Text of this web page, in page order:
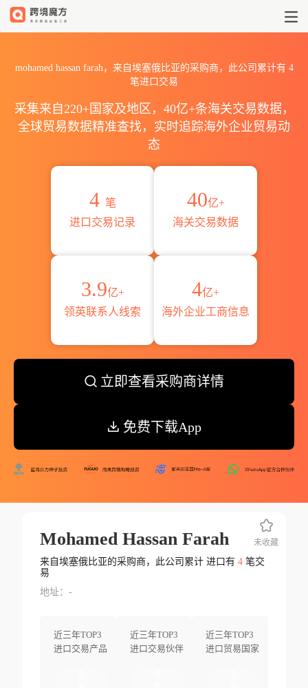
mohamed hassan farah，来自埃塞俄比亚的采购商，此公司累计有 4
笔进口交易
采集来自220+国家及地区，40亿+条海关交易数据，
全球贸易数据精准查找，实时追踪海外企业贸易动
态
4 笔
进口交易记录
40亿+
海关交易数据
3.9亿+
领英联系人线索
4亿+
海外企业工商信息
立即查看采购商详情
免费下载App
Mohamed Hassan Farah
来自埃塞俄比亚的采购商，此公司累计 进口有 4笔交
易
地址：-
近三年TOP3
进口交易产品
近三年TOP3
进口交易伙伴
近三年TOP3
进口贸易国家
未收藏